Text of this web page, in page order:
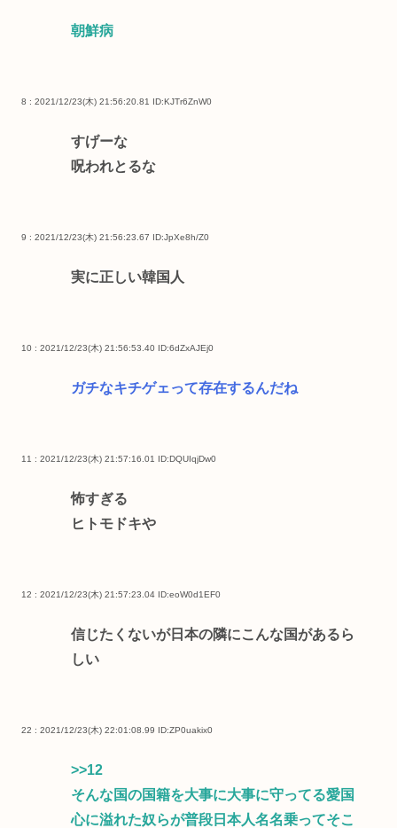
朝鮮病
8 : 2021/12/23(木) 21:56:20.81 ID:KJTr6ZnW0
すげーな
呪われとるな
9 : 2021/12/23(木) 21:56:23.67 ID:JpXe8h/Z0
実に正しい韓国人
10 : 2021/12/23(木) 21:56:53.40 ID:6dZxAJEj0
ガチなキチゲェって存在するんだね
11 : 2021/12/23(木) 21:57:16.01 ID:DQUIqjDw0
怖すぎる
ヒトモドキや
12 : 2021/12/23(木) 21:57:23.04 ID:eoW0d1EF0
信じたくないが日本の隣にこんな国があるら
しい
22 : 2021/12/23(木) 22:01:08.99 ID:ZP0uakix0
>>12
そんな国の国籍を大事に大事に守ってる愛国
心に溢れた奴らが普段日本人名名乗ってそこ